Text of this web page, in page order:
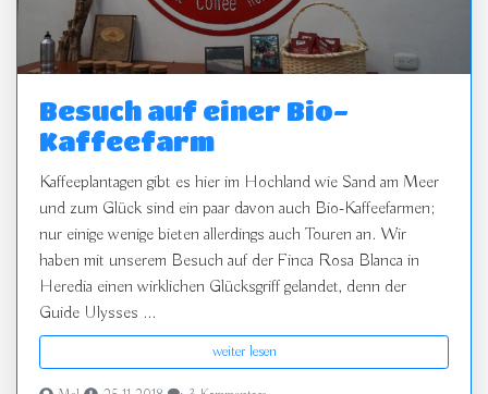
Besuch auf einer Bio-
Kaffeefarm
Kaffeeplantagen gibt es hier im Hochland wie Sand am Meer
und zum Glück sind ein paar davon auch Bio-Kaffeefarmen;
nur einige wenige bieten allerdings auch Touren an. Wir
haben mit unserem Besuch auf der Finca Rosa Blanca in
Heredia einen wirklichen Glücksgriff gelandet, denn der
Guide Ulysses ...
weiter lesen